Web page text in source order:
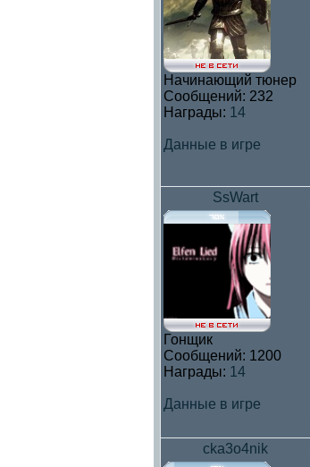
Начинающий тюнер
Сообщений: 232
Награды: 14
Данные в игре
SsWart
Гонщик
Сообщений: 1200
Награды: 14
Данные в игре
cka3o4nik